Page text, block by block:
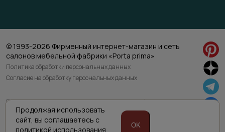
© 1993-2026 Фирменный интернет-магазин и сеть
салонов мебельной фабрики «Porta prima»
Политика обработки персональных данных
Согласие на обработку персональных данных
Приведенная на сайте информация не является публичной офертой
и носит информационно ознакомительный характер.
Для уточнения наличия и характеристик товара просьба обращаться
к менеджерам интернет магазина по указанным номерам телефонов.
Продолжая использовать
сайт, вы соглашаетесь с
политикой использования OK